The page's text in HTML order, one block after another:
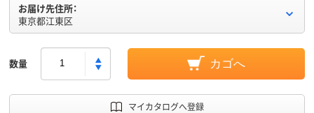
お届け先住所：
東京都江東区
数量 カゴへ
マイカタログへ登録